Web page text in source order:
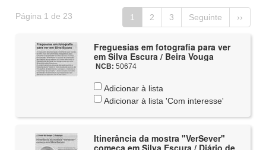
Página 1 de 23 1 2 3 Seguinte ››
Freguesias em fotografia para ver
em Silva Escura / Beira Vouga
NCB: 50674
Adicionar à lista
Adicionar à lista 'Com interesse'
Itinerância da mostra "VerSever"
começa em Silva Escura / Diário de